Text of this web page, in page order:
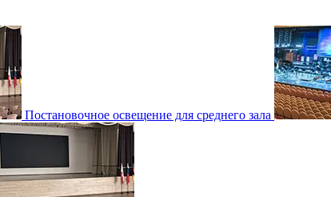
Постановочное освещение для среднего зала